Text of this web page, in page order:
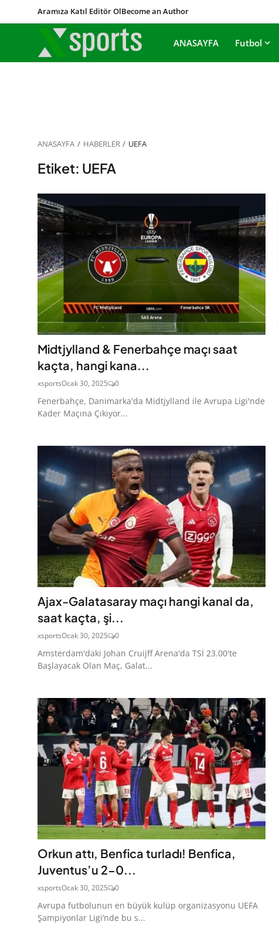
Aramıza Katıl Editör OlBecome an Author
ANASAYFA Futbol
ANASAYFA HABERLER UEFA
Etiket: UEFA
Midtjylland & Fenerbahçe maçı saat
kaçta, hangi kana...
xsportsOcak 30, 2025 0
Fenerbahçe, Danimarka'da Midtjylland ile Avrupa Ligi'nde
Kader Maçına Çıkıyor...
Ajax-Galatasaray maçı hangi kanal da,
saat kaçta, şi...
xsportsOcak 30, 2025 0
Amsterdam'daki Johan Cruijff Arena'da TSİ 23.00'te
Başlayacak Olan Maç, Galat...
Orkun attı, Benfica turladı! Benfica,
Juventus’u 2-0...
xsportsOcak 30, 2025 0
Avrupa futbolunun en büyük kulüp organizasyonu UEFA
Şampiyonlar Ligi’nde bu s...